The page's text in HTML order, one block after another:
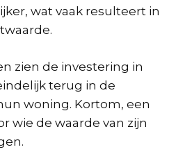
wat vaak resulteert in
zien de investering in
terug in de
woning. Kortom, een
wie de waarde van zijn